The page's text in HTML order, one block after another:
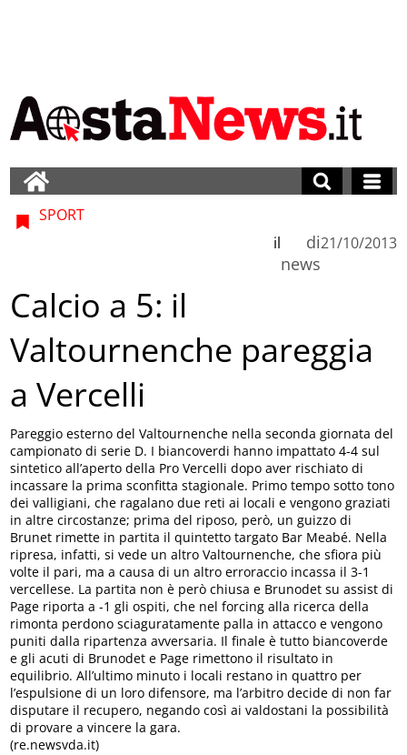
SPORT
di
news
il 21/10/2013
Calcio a 5: il
Valtournenche pareggia
a Vercelli
Pareggio esterno del Valtournenche nella seconda giornata del
campionato di serie D. I biancoverdi hanno impattato 4-4 sul
sintetico all’aperto della Pro Vercelli dopo aver rischiato di
incassare la prima sconfitta stagionale. Primo tempo sotto tono
dei valligiani, che ragalano due reti ai locali e vengono graziati
in altre circostanze; prima del riposo, però, un guizzo di
Brunet rimette in partita il quintetto targato Bar Meabé. Nella
ripresa, infatti, si vede un altro Valtournenche, che sfiora più
volte il pari, ma a causa di un altro erroraccio incassa il 3-1
vercellese. La partita non è però chiusa e Brunodet su assist di
Page riporta a -1 gli ospiti, che nel forcing alla ricerca della
rimonta perdono sciaguratamente palla in attacco e vengono
puniti dalla ripartenza avversaria. Il finale è tutto biancoverde
e gli acuti di Brunodet e Page rimettono il risultato in
equilibrio. All’ultimo minuto i locali restano in quattro per
l’espulsione di un loro difensore, ma l’arbitro decide di non far
disputare il recupero, negando così ai valdostani la possibilità
di provare a vincere la gara.
(re.newsvda.it)